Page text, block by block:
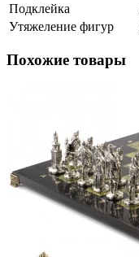
Подклейка
Утяжеление фигур
Похожие товары